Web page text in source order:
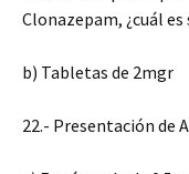
Clonazepam, ¿cuál
b) Tabletas de 2mgr
22.- Presentación de